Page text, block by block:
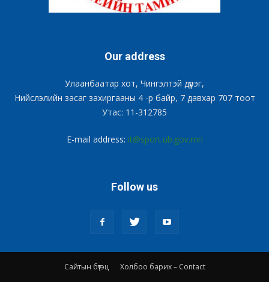
Our address
Улаанбаатар хот, Чингэлтэй дүүрэг,
Нийслэлийн засаг захиргааны 4 -р байр, 7 давхар 707 тоот
Утас: 11-312785
E-mail address: it@sport.ub.gov.mn
Follow us
Сайтын бүтэц Холбоо барих – Contact